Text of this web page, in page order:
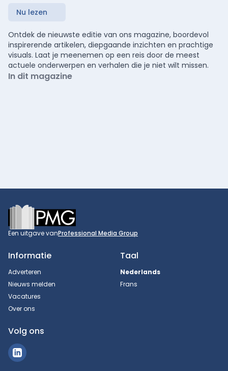
Nu lezen
Ontdek de nieuwste editie van ons magazine, boordevol
inspirerende artikelen, diepgaande inzichten en prachtige
visuals. Laat je meenemen op een reis door de meest
actuele onderwerpen en verhalen die je niet wilt missen.
In dit magazine
Footer
Een uitgave vanProfessional Media Group
Informatie
Adverteren
Nieuws melden
Vacatures
Over ons
Taal
Nederlands
Frans
Volg ons